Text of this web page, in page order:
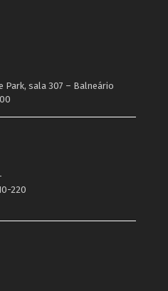
Park, sala 307 – Balneário
220